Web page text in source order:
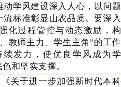
学风建设深入人心，以问题
标准彰显山农品质。要深入
化过程管控与动态激励，构
教师主力、学生主角”的工作
发力，使优良学风成为学
和坚实支撑。
关于进一步加强新时代本科